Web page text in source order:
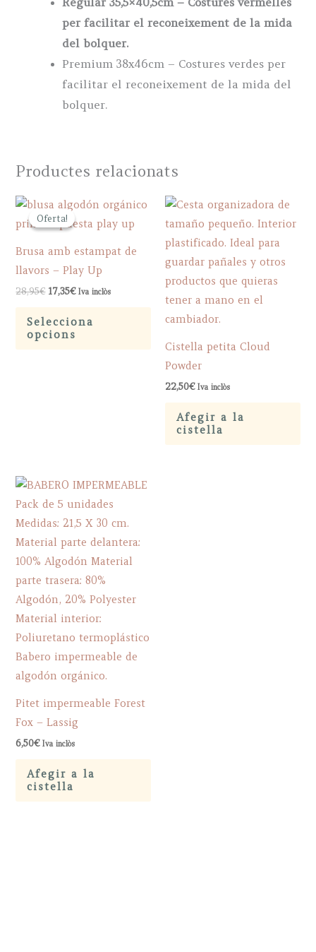
per facilitar el reconeixement de la mida
del bolquer.
Premium 38x46cm – Costures verdes per
facilitar el reconeixement de la mida del
bolquer.
Productes relacionats
Oferta!
Oferta!
Brusa amb estampat de
llavors – Play Up
28,95€ Original
28,95€.
17,35€Current
17,35€.
Iva inclòs
Selecciona
opcions
has
multiple
variants.
options
Cistella petita Cloud
Powder
22,50€ Iva inclòs
Afegir a la
cistella
Pitet impermeable Forest
Fox – Lassig
6,50€ Iva inclòs
Afegir a la
cistella